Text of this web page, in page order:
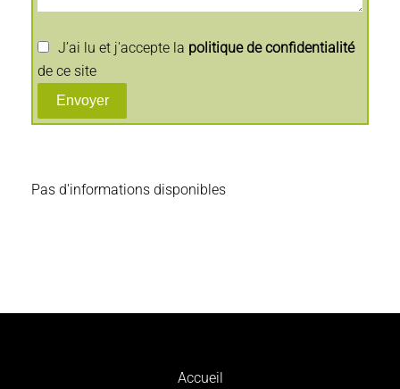
J’ai lu et j'accepte la politique de confidentialité
de ce site
Envoyer
Pas d'informations disponibles
Accueil